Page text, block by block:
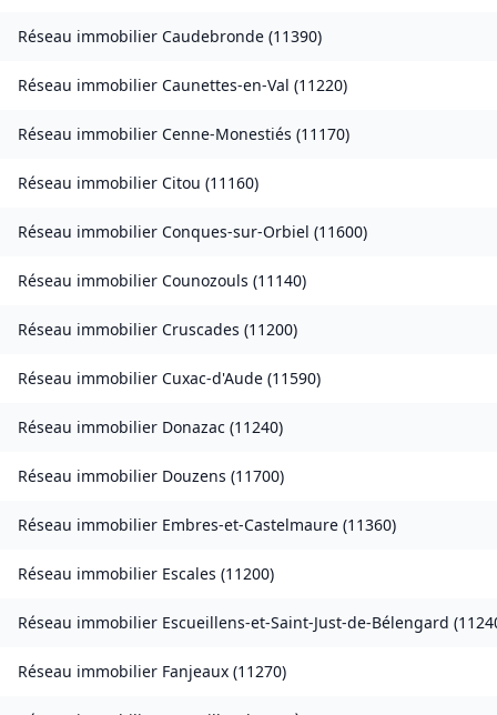
Réseau immobilier Caudebronde (11390)
Réseau immobilier Caunettes-en-Val (11220)
Réseau immobilier Cenne-Monestiés (11170)
Réseau immobilier Citou (11160)
Réseau immobilier Conques-sur-Orbiel (11600)
Réseau immobilier Counozouls (11140)
Réseau immobilier Cruscades (11200)
Réseau immobilier Cuxac-d'Aude (11590)
Réseau immobilier Donazac (11240)
Réseau immobilier Douzens (11700)
Réseau immobilier Embres-et-Castelmaure (11360)
Réseau immobilier Escales (11200)
Réseau immobilier Escueillens-et-Saint-Just-de-Bélengard (
Réseau immobilier Fanjeaux (11270)